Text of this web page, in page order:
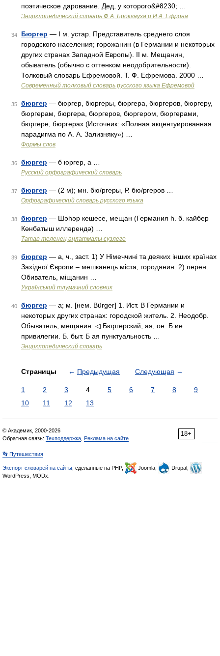
поэтическое дарование. Дед, у которого&#8230; …
Энциклопедический словарь Ф.А. Брокгауза и И.А. Ефрона
34 Бюргер — I м. устар. Представитель среднего слоя
городского населения; горожанин (в Германии и некоторых
других странах Западной Европы). II м. Мещанин,
обыватель (обычно с оттенком неодобрительности).
Толковый словарь Ефремовой. Т. Ф. Ефремова. 2000 …
Современный толковый словарь русского языка Ефремовой
35 бюргер — бюргер, бюргеры, бюргера, бюргеров, бюргеру,
бюргерам, бюргера, бюргеров, бюргером, бюргерами,
бюргере, бюргерах (Источник: «Полная акцентуированная
парадигма по А. А. Зализняку») …
Формы слов
36 бюргер — б юргер, а …
Русский орфографический словарь
37 бюргер — (2 м); мн. бю/ргеры, Р. бю/ргеров …
Орфографический словарь русского языка
38 бюргер — Шәһәр кешесе, мещан (Германия һ. б. кайбер
Көнбатыш илләрендә) …
Татар теленең аңлатмалы сүзлеге
39 бюргер — а, ч., заст. 1) У Німеччині та деяких інших країнах
Західної Європи – мешканець міста, городянин. 2) перен.
Обиватель, міщанин …
Український тлумачний словник
40 бюргер — а; м. [нем. Bürger] 1. Ист. В Германии и
некоторых других странах: городской житель. 2. Неодобр.
Обыватель, мещанин. ◁ Бюргерский, ая, ое. Б ие
привилегии. Б. быт. Б ая пунктуальность …
Энциклопедический словарь
Страницы ← Предыдущая Следующая →
1 2 3 4 5 6 7 8
9
10
11 12 13
18+
© Академик, 2000-2026
Обратная связь: Техподдержка Реклама на сайте
👣 Путешествия
Экспорт словарей на сайты , сделанные на PHP, Joomla,
Drupal,
WordPress, MODx.